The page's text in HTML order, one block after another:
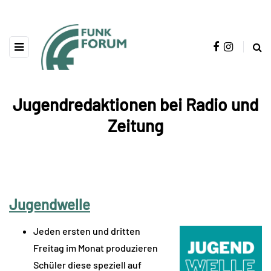
Jugendredaktionen bei Radio und
Zeitung
Jugendwelle
Jeden ersten und dritten
Freitag im Monat produzieren
Schüler diese speziell auf